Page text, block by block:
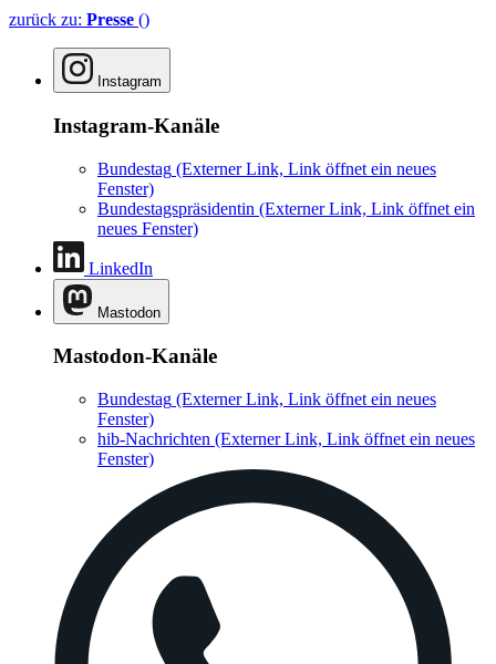
zurück zu: Presse ()
Instagram
Instagram-Kanäle
Bundestag (Externer Link, Link öffnet ein neues
Fenster)
Bundestagspräsidentin (Externer Link, Link öffnet ein
neues Fenster)
LinkedIn
Mastodon
Mastodon-Kanäle
Bundestag (Externer Link, Link öffnet ein neues
Fenster)
hib-Nachrichten (Externer Link, Link öffnet ein neues
Fenster)